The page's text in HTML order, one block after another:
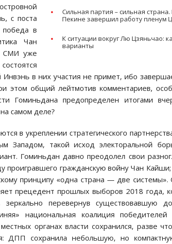
Сильная партия – сильная страна.
Пекине завершил работу пленум
К ситуации вокруг Лю Цзяньчао:
варианты
с поста
в
Чан
СМИ уже
в них участия не примет, ибо
этом общий лейтмотив комментариев,
Гоминьдана предопределен итогами
самом деле?
в укреплении стратегического
Западом, такой исход электоральной
Гоминьдан давно преодолел свои
проигравшего гражданскую войну Чан Кайши;
принципу «одна страна — две системы».
прецедент прошлых выборов 2018 года,
перевернув существовавшую
национальная коалиция победителей
органах власти сохранился, разве
ДПП сохранила небольшую, но